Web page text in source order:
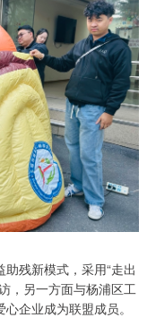
残新模式，采用“走出
，另一方面与杨浦区工
企业成为联盟成员。